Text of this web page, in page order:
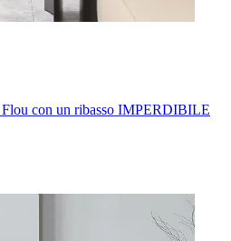
con un ribasso IMPERDIBILE